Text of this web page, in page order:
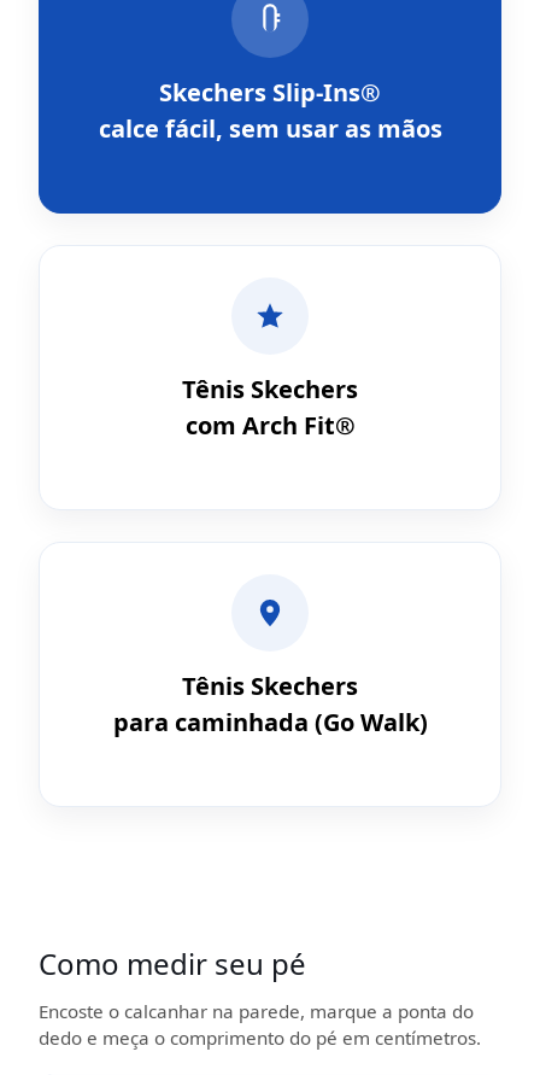
Skechers Slip-Ins®
calce fácil, sem usar as mãos
Tênis Skechers
com Arch Fit®
Tênis Skechers
para caminhada (Go Walk)
Como medir seu pé
Encoste o calcanhar na parede, marque a ponta do
dedo e meça o comprimento do pé em centímetros.